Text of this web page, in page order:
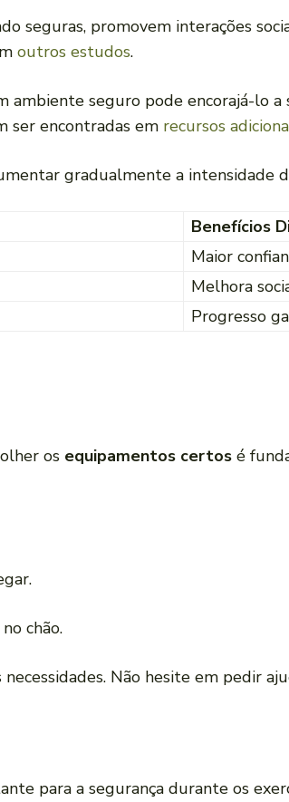
seguras, promovem interações
outros estudos.
ambiente seguro pode encorajá-lo a
ser encontradas em recursos
gradualmente a intensidade
Benefícios
Maior
Melhora
Progresso
os equipamentos certos é
chão.
necessidades. Não hesite em pedir
para a segurança durante os